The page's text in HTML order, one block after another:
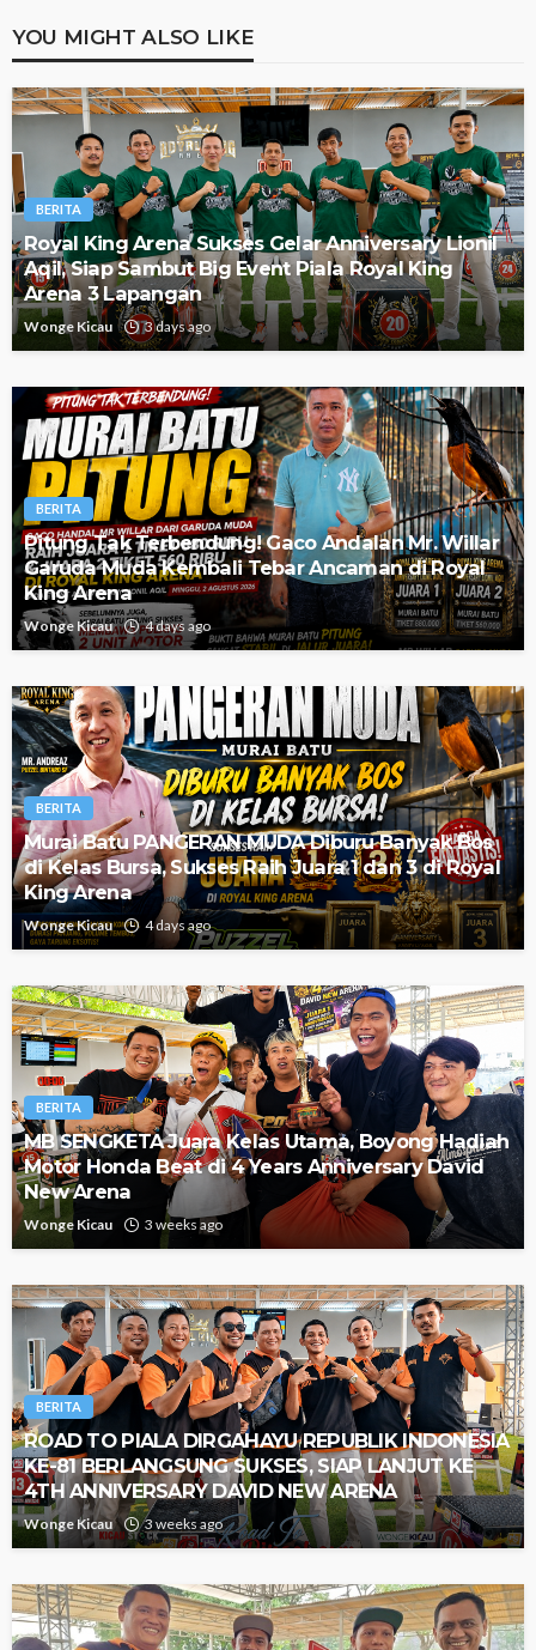
YOU MIGHT ALSO LIKE
BERITA
Royal King Arena Sukses Gelar Anniversary Lionil
Aqil, Siap Sambut Big Event Piala Royal King
Arena 3 Lapangan
Wonge Kicau 3 days ago
BERITA
Pitung Tak Terbendung! Gaco Andalan Mr. Willar
Garuda Muda Kembali Tebar Ancaman di Royal
King Arena
Wonge Kicau 4 days ago
BERITA
Murai Batu PANGERAN MUDA Diburu Banyak Bos
di Kelas Bursa, Sukses Raih Juara 1 dan 3 di Royal
King Arena
Wonge Kicau 4 days ago
BERITA
MB SENGKETA Juara Kelas Utama, Boyong Hadiah
Motor Honda Beat di 4 Years Anniversary David
New Arena
Wonge Kicau 3 weeks ago
BERITA
ROAD TO PIALA DIRGAHAYU REPUBLIK INDONESIA
KE-81 BERLANGSUNG SUKSES, SIAP LANJUT KE
4TH ANNIVERSARY DAVID NEW ARENA
Wonge Kicau 3 weeks ago